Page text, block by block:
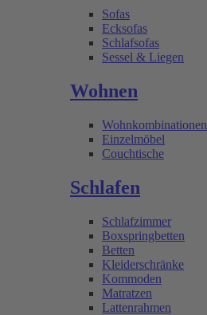
Sofas
Ecksofas
Schlafsofas
Sessel & Liegen
Wohnen
Wohnkombinationen
Einzelmöbel
Couchtische
Schlafen
Schlafzimmer
Boxspringbetten
Betten
Kleiderschränke
Kommoden
Matratzen
Lattenrahmen